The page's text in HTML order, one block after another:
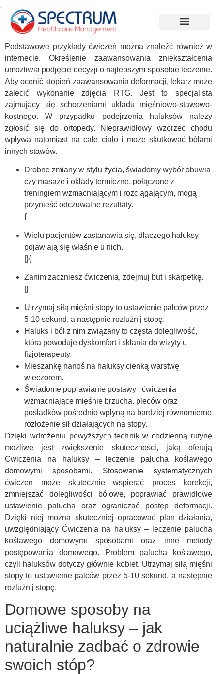
.
Podstawowe przykłady ćwiczeń można znaleźć również w
internecie. Określenie zaawansowania zniekształcenia
umożliwia podjęcie decyzji o najlepszym sposobie leczenie.
Aby ocenić stopień zaawansowania deformacji, lekarz może
zalecić wykonanie zdjęcia RTG. Jest to specjalista
zajmujący się schorzeniami układu mięśniowo-stawowo-
kostnego. W przypadku podejrzenia haluksów należy
zgłosić się do ortopedy. Nieprawidłowy wzorzec chodu
wpływa natomiast na całe ciało i może skutkować bólami
innych stawów.
Drobne zmiany w stylu życia, świadomy wybór obuwia
czy masaże i okłady termiczne, połączone z
treningiem wzmacniającym i rozciągającym, mogą
przynieść odczuwalne rezultaty.
{
Wielu pacjentów zastanawia się, dlaczego haluksy
pojawiają się właśnie u nich.
|}{
Zanim zaczniesz ćwiczenia, zdejmuj but i skarpetkę.
|}
Utrzymaj siłą mięśni stopy to ustawienie palców przez
5-10 sekund, a następnie rozluźnij stopę.
Haluks i ból z nim związany to częsta dolegliwość,
która powoduje dyskomfort i skłania do wizyty u
fizjoterapeuty.
Mieszankę nanoś na haluksy cienką warstwę
wieczorem.
Świadome poprawianie postawy i ćwiczenia
wzmacniające mięśnie brzucha, pleców oraz
pośladków pośrednio wpłyną na bardziej równomierne
rozłożenie sił działających na stopy.
Dzięki wdrożeniu powyższych technik w codzienną rutynę
możliwe jest zwiększenie skuteczności, jaką oferują
Ćwiczenia na haluksy – leczenie palucha koślawego
domowymi sposobami. Stosowanie systematycznych
ćwiczeń może skutecznie wspierać proces korekcji,
zmniejszać dolegliwości bólowe, poprawiać prawidłowe
ustawienie palucha oraz ograniczać postęp deformacji.
Dzięki niej można skuteczniej opracować plan działania,
uwzględniający Ćwiczenia na haluksy – leczenie palucha
koślawego domowymi sposobami oraz inne metody
postępowania domowego. Problem palucha koślawego,
czyli haluksów dotyczy głównie kobiet. Utrzymaj siłą mięśni
stopy to ustawienie palców przez 5-10 sekund, a następnie
rozluźnij stopę.
Domowe sposoby na
uciążliwe haluksy – jak
naturalnie zadbać o zdrowie
swoich stóp?